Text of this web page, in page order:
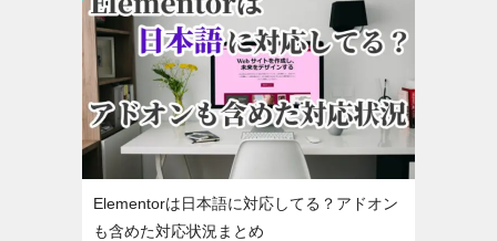
Elementorは日本語に対応してる？アドオン
も含めた対応状況まとめ